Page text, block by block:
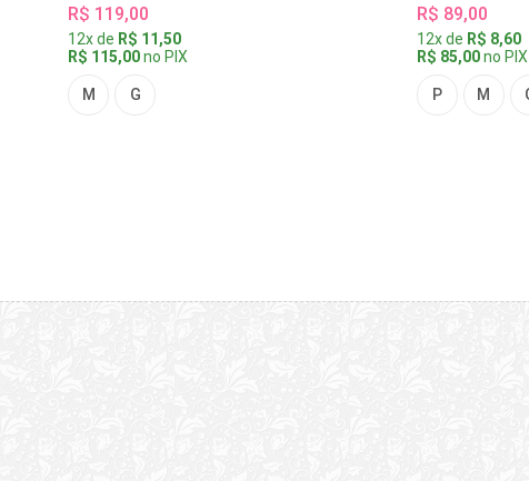
R$ 119,00
12x de R$ 11,50
R$ 115,00no PIX
M G
R$ 89,00
12x de R$ 8,60
R$ 85,00no PIX
P M